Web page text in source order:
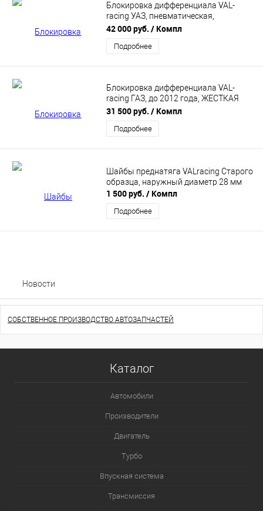
Блокировка дифференциала VAL-
racing УАЗ, пневматическая,
принудительная (Военный,
Редукторный) VR-14-E00001A
42 000 руб. / Компл
Подробнее
Блокировка дифференциала VAL-
racing ГАЗ, до 2012 года, ЖЕСТКАЯ
(Винтовая) VR-17-HA00003
31 500 руб. / Компл
Подробнее
Шайбы преднатяга VALracing Старого
образца, наружный диаметр 28 мм
1 500 руб. / Компл
Подробнее
Новости
СОБСТВЕННОЕ ПРОИЗВОДСТВО АВТОЗАПЧАСТЕЙ
Каталог
Автомобили
Производители
Двигатель
Турбо
Впускная система
Трансмиссия